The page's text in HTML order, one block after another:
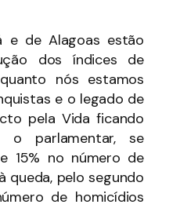
e de Alagoas estão
dos índices de
nós estamos
e o legado de
pela Vida ficando
o parlamentar, se
15% no número de
queda, pelo segundo
de homicídios